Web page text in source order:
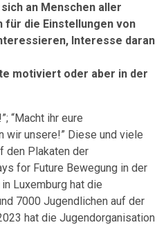
an Menschen aller
für die Einstellungen von
Interesse daran
motiviert oder aber in der
“Macht ihr eure
wir unsere!” Diese und viele
den Plakaten der
for Future Bewegung in der
Luxemburg hat die
7000 Jugendlichen auf der
hat die Jugendorganisation